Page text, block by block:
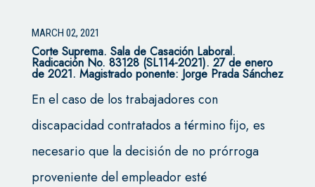
MARCH 02, 2021
Corte Suprema. Sala de Casación Laboral.
Radicación No. 83128 (SL114-2021). 27 de enero
de 2021. Magistrado ponente: Jorge Prada Sánchez
En el caso de los trabajadores con
discapacidad contratados a término fijo, es
necesario que la decisión de no prórroga
proveniente del empleador esté